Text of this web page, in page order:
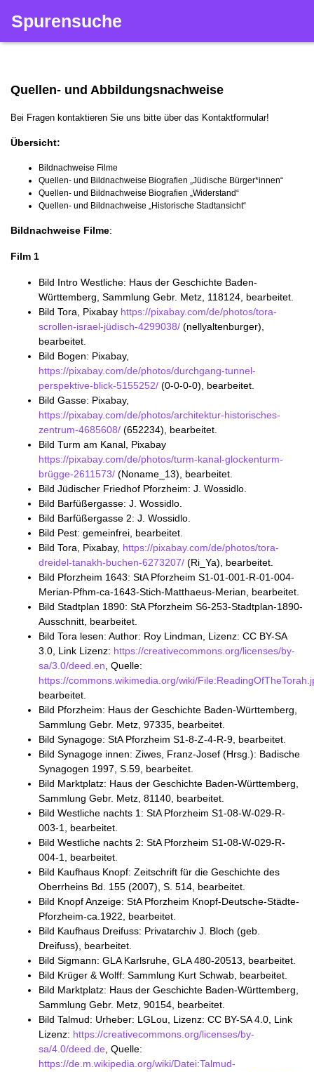
Spurensuche
Quellen- und Abbildungsnachweise
Bei Fragen kontaktieren Sie uns bitte über das Kontaktformular!
Übersicht:
Bildnachweise Filme
Quellen- und Bildnachweise Biografien „Jüdische Bürger*innen“
Quellen- und Bildnachweise Biografien „Widerstand“
Quellen- und Bildnachweise „Historische Stadtansicht“
Bildnachweise Filme:
Film 1
Bild Intro Westliche: Haus der Geschichte Baden-
Württemberg, Sammlung Gebr. Metz, 118124, bearbeitet.
Bild Tora, Pixabay https://pixabay.com/de/photos/tora-
scrollen-israel-jüdisch-4299038/ (nellyaltenburger),
bearbeitet.
Bild Bogen: Pixabay,
https://pixabay.com/de/photos/durchgang-tunnel-
perspektive-blick-5155252/ (0-0-0-0), bearbeitet.
Bild Gasse: Pixabay,
https://pixabay.com/de/photos/architektur-historisches-
zentrum-4685608/ (652234), bearbeitet.
Bild Turm am Kanal, Pixabay
https://pixabay.com/de/photos/turm-kanal-glockenturm-
brügge-2611573/ (Noname_13), bearbeitet.
Bild Jüdischer Friedhof Pforzheim: J. Wossidlo.
Bild Barfüßergasse: J. Wossidlo.
Bild Barfüßergasse 2: J. Wossidlo.
Bild Pest: gemeinfrei, bearbeitet.
Bild Tora, Pixabay, https://pixabay.com/de/photos/tora-
dreidel-tanakh-buchen-6273207/ (Ri_Ya), bearbeitet.
Bild Pforzheim 1643: StA Pforzheim S1-01-001-R-01-004-
Merian-Pfhm-ca-1643-Stich-Matthaeus-Merian, bearbeitet.
Bild Stadtplan 1890: StA Pforzheim S6-253-Stadtplan-1890-
Ausschnitt, bearbeitet.
Bild Tora lesen: Author: Roy Lindman, Lizenz: CC BY-SA
3.0, Link Lizenz: https://creativecommons.org/licenses/by-
sa/3.0/deed.en , Quelle:
https://commons.wikimedia.org/wiki/
bearbeitet.
Bild Pforzheim: Haus der Geschichte Baden-Württemberg,
Sammlung Gebr. Metz, 97335, bearbeitet.
Bild Synagoge: StA Pforzheim S1-8-Z-4-R-9, bearbeitet.
Bild Synagoge innen: Ziwes, Franz-Josef (Hrsg.): Badische
Synagogen 1997, S.59, bearbeitet.
Bild Marktplatz: Haus der Geschichte Baden-Württemberg,
Sammlung Gebr. Metz, 81140, bearbeitet.
Bild Westliche nachts 1: StA Pforzheim S1-08-W-029-R-
003-1, bearbeitet.
Bild Westliche nachts 2: StA Pforzheim S1-08-W-029-R-
004-1, bearbeitet.
Bild Kaufhaus Knopf: Zeitschrift für die Geschichte des
Oberrheins Bd. 155 (2007), S. 514, bearbeitet.
Bild Knopf Anzeige: StA Pforzheim Knopf-Deutsche-Städte-
Pforzheim-ca.1922, bearbeitet.
Bild Kaufhaus Dreifuss: Privatarchiv J. Bloch (geb.
Dreifuss), bearbeitet.
Bild Sigmann: GLA Karlsruhe, GLA 480-20513, bearbeitet.
Bild Krüger & Wolff: Sammlung Kurt Schwab, bearbeitet.
Bild Marktplatz: Haus der Geschichte Baden-Württemberg,
Sammlung Gebr. Metz, 90154, bearbeitet.
Bild Talmud: Urheber: LGLou, Lizenz: CC BY-SA 4.0, Link
Lizenz: https://creativecommons.org/licenses/by-
sa/4.0/deed.de , Quelle:
https://de.m.wikipedia.org/wiki/Datei:Talmud-